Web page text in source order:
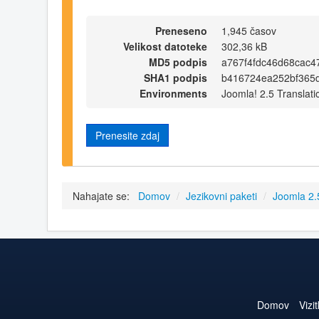
Preneseno
1,945 časov
Velikost datoteke
302,36 kB
MD5 podpis
SHA1 podpis
Environments
Joomla! 2.5
Prenesite zdaj
Nahajate se: Domov / Jezikovni paketi / Joomla
Domov